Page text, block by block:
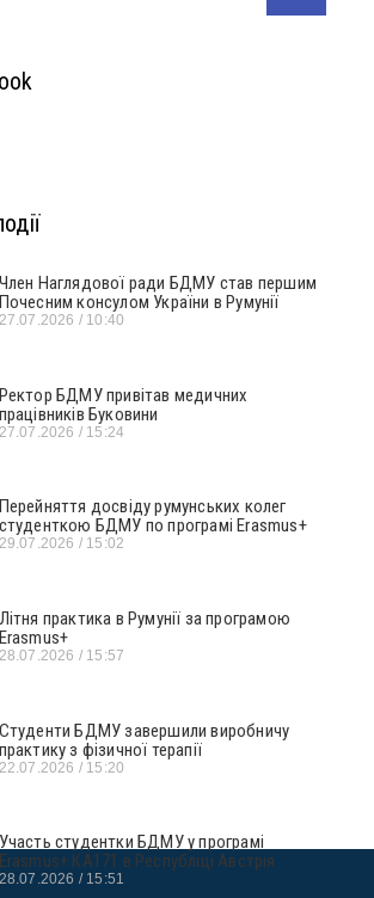
Член Наглядової ради БДМУ став першим
Почесним консулом України в Румунії
27.07.2026 10:40
Ректор БДМУ привітав медичних
працівників Буковини
27.07.2026 15:24
Перейняття досвіду румунських колег
студенткою БДМУ по програмі Erasmus+
29.07.2026 15:02
Літня практика в Румунії за програмою
Erasmus+
28.07.2026 15:57
Студенти БДМУ завершили виробничу
практику з фізичної терапії
22.07.2026 15:20
Участь студентки БДМУ у програмі
Erasmus+ KA171 в Республіці Австрія
28.07.2026 15:51